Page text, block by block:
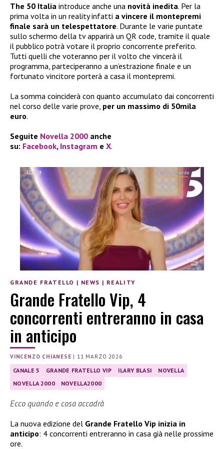
The 50 Italia introduce anche una novità inedita. Per la
prima volta in un reality infatti a vincere il montepremi
finale sarà un telespettatore. Durante le varie puntate
sullo schermo della tv apparirà un QR code, tramite il quale
il pubblico potrà votare il proprio concorrente preferito.
Tutti quelli che voteranno per il volto che vincerà il
programma, parteciperanno a un’estrazione finale e un
fortunato vincitore porterà a casa il montepremi.
La somma coinciderà con quanto accumulato dai concorrenti
nel corso delle varie prove, per un massimo di 50mila
euro.
Seguite Novella 2000 anche
su: Facebook, Instagram e X.
GRANDE FRATELLO | NEWS | REALITY
Grande Fratello Vip, 4
concorrenti entreranno in casa
in anticipo
VINCENZO CHIANESE | 11 MARZO 2026
CANALE 5 GRANDE FRATELLO VIP ILARY BLASI
NOVELLA
NOVELLA 2000
NOVELLA2000
Ecco quando e cosa accadrà
La nuova edizione del Grande Fratello Vip inizia in
anticipo: 4 concorrenti entreranno in casa già nelle prossime
ore.